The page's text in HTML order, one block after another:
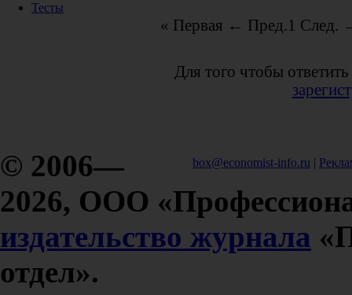
Тесты
« Первая ← Пред.1 След.
Для того чтобы
box@economist-info.ru |
© 2006—
2026, ООО
издательство журнала
отдел».